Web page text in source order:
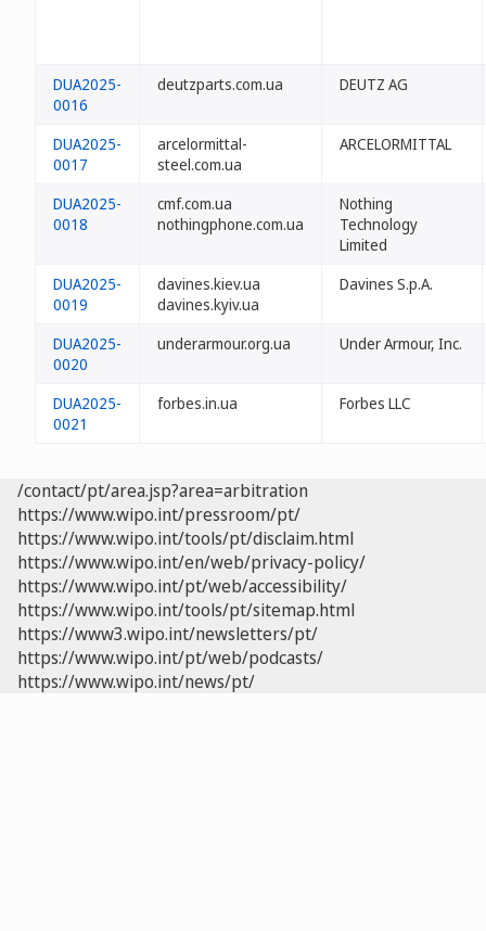
DUA2025-
0016
deutzparts.com.ua DEUTZ AG
DUA2025-
0017
arcelormittal-
steel.com.ua
ARCELORMITTAL
DUA2025-
0018
cmf.com.ua
nothingphone.com.ua
Nothing
Technology
Limited
DUA2025-
0019
davines.kiev.ua
davines.kyiv.ua
Davines S.p.A.
DUA2025-
0020
underarmour.org.ua Under Armour, Inc.
DUA2025-
0021
forbes.in.ua Forbes LLC
/contact/pt/area.jsp?area=arbitration
https://www.wipo.int/pressroom/pt/
https://www.wipo.int/tools/pt/disclaim.html
https://www.wipo.int/en/web/privacy-policy/
https://www.wipo.int/pt/web/accessibility/
https://www.wipo.int/tools/pt/sitemap.html
https://www3.wipo.int/newsletters/pt/
https://www.wipo.int/pt/web/podcasts/
https://www.wipo.int/news/pt/